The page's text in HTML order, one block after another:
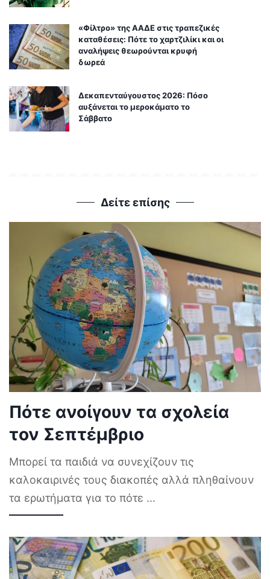
«Φίλτρο» της ΑΑΔΕ στις τραπεζικές
καταθέσεις: Πότε το χαρτζιλίκι και οι
αναλήψεις θεωρούνται κρυφή
δωρεά
Δεκαπενταύγουστος 2026: Πόσο
αυξάνεται το μεροκάματο το
Σάββατο
Δείτε επίσης
Πότε ανοίγουν τα σχολεία
τον Σεπτέμβριο
Μπορεί τα παιδιά να συνεχίζουν τις
καλοκαιρινές τους διακοπές αλλά πληθαίνουν
τα ερωτήματα για το πότε ...